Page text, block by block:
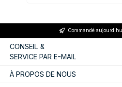
Commandé
CONSEIL &
SERVICE PAR E-MAIL
À PROPOS DE NOUS